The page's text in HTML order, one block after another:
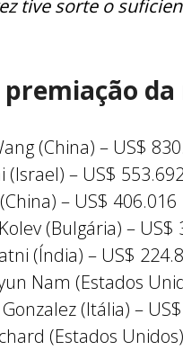
tive sorte o
(China) – US$
(Israel) – US$
– US$ 406.016
(Bulgária) – US$
(Índia) – US$
Nam (Estados
(Itália) –
(Estados